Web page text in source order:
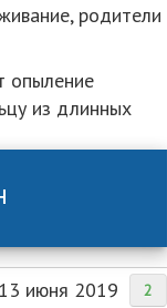
родители
опыление
из длинных
2
13 июня 2019